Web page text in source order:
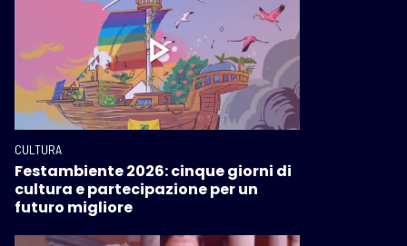
CULTURA
Festambiente 2026: cinque giorni di
cultura e partecipazione per un
futuro migliore